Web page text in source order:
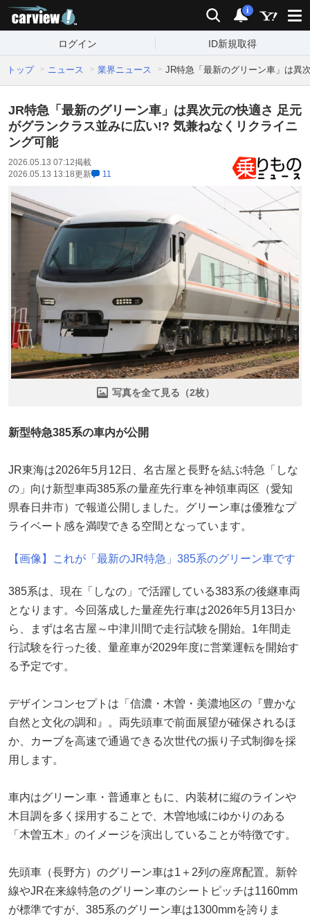
検索 通知
i
ログイン ID新規取得
トップ ニュース 業界ニュース JR特急「最新のグリーン車」は異
JR特急「最新のグリーン車」は異次元の快適さ 足元
がグランクラス並みに広い!? 気兼ねなくリクライニ
ング可能
2026.05.13 07:12掲載
2026.05.13 13:18更新 11
写真を全て見る（2枚）
新型特急385系の車内が公開
JR東海は2026年5月12日、名古屋と長野を結ぶ特急「しな
の」向け新型車両385系の量産先行車を神領車両区（愛知
県春日井市）で報道公開しました。グリーン車は優雅なプ
ライベート感を満喫できる空間となっています。
【画像】これが「最新のJR特急」385系のグリーン車です
385系は、現在「しなの」で活躍している383系の後継車両
となります。今回落成した量産先行車は2026年5月13日か
ら、まずは名古屋～中津川間で走行試験を開始。1年間走
行試験を行った後、量産車が2029年度に営業運転を開始す
る予定です。
デザインコンセプトは「信濃・木曽・美濃地区の『豊かな
自然と文化の調和』。両先頭車で前面展望が確保されるほ
か、カーブを高速で通過できる次世代の振り子式制御を採
用します。
車内はグリーン車・普通車ともに、内装材に縦のラインや
木目調を多く採用することで、木曽地域にゆかりのある
「木曽五木」のイメージを演出していることが特徴です。
先頭車（長野方）のグリーン車は1＋2列の座席配置。新幹
線やJR在来線特急のグリーン車のシートピッチは1160mm
が標準ですが、385系のグリーン車は1300mmを誇りま